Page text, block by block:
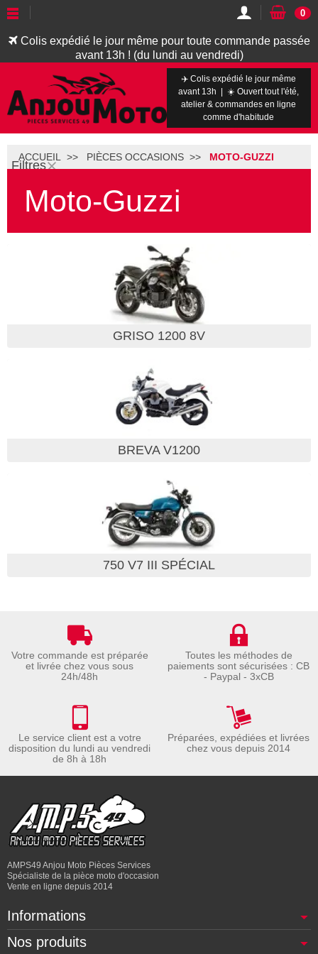
Colis expédié le jour même pour toute commande passée
avant 13h ! (du lundi au vendredi)
0
✈️ Colis expédié le jour même
avant 13h | ☀️ Ouvert tout l'été,
atelier & commandes en ligne
comme d'habitude
Filtres
ACCUEIL PIÈCES OCCASIONS MOTO-GUZZI
Moto-Guzzi
GRISO 1200 8V
BREVA V1200
750 V7 III SPÉCIAL
Votre commande est préparée
et livrée chez vous sous
24h/48h
Toutes les méthodes de
paiements sont sécurisées : CB
- Paypal - 3xCB
Le service client est a votre
disposition du lundi au vendredi
de 8h à 18h
Préparées, expédiées et livrées
chez vous depuis 2014
AMPS49 Anjou Moto Pièces Services
Spécialiste de la pièce moto d'occasion
Vente en ligne depuis 2014
Informations
Nos produits